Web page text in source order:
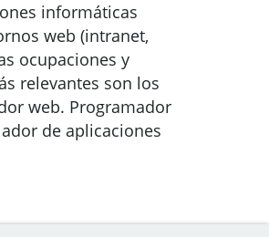
informáticas
web (intranet,
ocupaciones y
relevantes son los
web. Programador
de aplicaciones